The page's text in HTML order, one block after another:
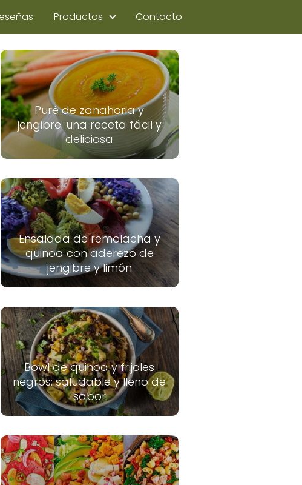
Productos Contacto
Puré de zanahoria y
jengibre: una receta fácil y
deliciosa
Ensalada de remolacha y
quinoa con aderezo de
jengibre y limón
Bowl de quinoa y frijoles
negros: saludable y lleno de
sabor